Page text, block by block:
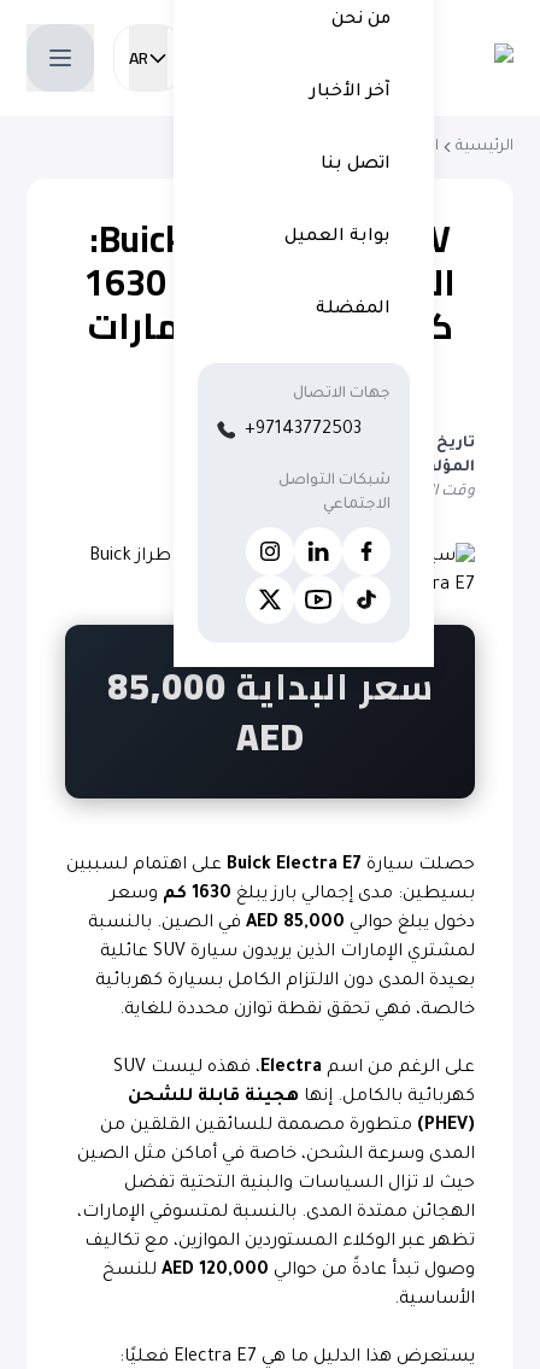
AR
Current language:
من نحن
آخر الأخبار
اتصل بنا
بوابة العميل
المفضلة
جهات الاتصال
+97143772503
شبكات التواصل
الاجتماعي
الرئيسية المقالات
Buick Electra E7 PHEV:
المواصفات، مدى 1630
كم وسعره في الإمارات
تاريخ النشر
المؤلف
Myo Satt
وقت القراءة المتوقع
سعر البداية85,000
AED
حصلت سيارة Buick Electra E7 على اهتمام لسببين
بسيطين: مدى إجمالي بارز يبلغ 1630 كم
وسعر
دخول يبلغ حوالي 85,000 AED
في الصين. بالنسبة
لمشتري الإمارات الذين يريدون سيارة SUV عائلية
بعيدة المدى دون الالتزام الكامل بسيارة كهربائية
خالصة، فهي تحقق نقطة توازن محددة للغاية.
على الرغم من اسم Electra
، فهذه ليست SUV
كهربائية بالكامل. إنها هجينة قابلة للشحن
(PHEV)
متطورة مصممة للسائقين القلقين من
المدى وسرعة الشحن، خاصة في أماكن مثل الصين
حيث لا تزال السياسات والبنية التحتية تفضل
الهجائن ممتدة المدى. بالنسبة لمتسوقي الإمارات،
تظهر عبر الوكلاء المستوردين الموازين، مع تكاليف
وصول تبدأ عادةً من حوالي 120,000 AED
للنسخ
الأساسية.
يستعرض هذا الدليل ما هي Electra E7 فعليًا: